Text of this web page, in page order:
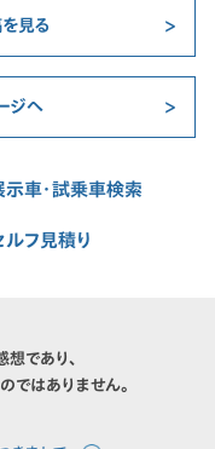
見る
ジへ
示車・試乗車検索
ルフ見積り
であり、
ではありません。